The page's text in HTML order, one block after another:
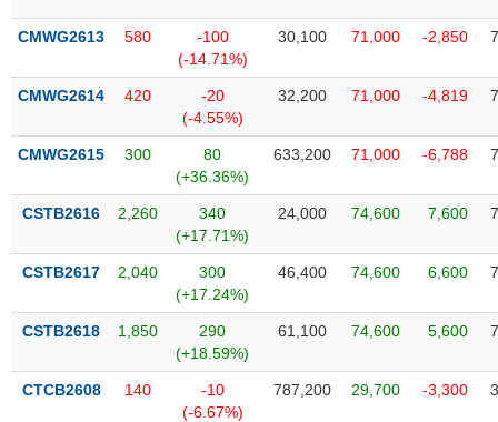
CMWG2613 580
-100
(-14.71%)
30,100 71,000 -2,850
CMWG2614 420
-20
(-4.55%)
32,200 71,000 -4,819
CMWG2615 300
80
(+36.36%)
633,200 71,000 -6,788
CSTB2616 2,260
340
(+17.71%)
24,000 74,600 7,600
CSTB2617 2,040
300
(+17.24%)
46,400 74,600 6,600
CSTB2618 1,850
290
(+18.59%)
61,100 74,600 5,600
CTCB2608 140
-10
(-6.67%)
787,200 29,700 -3,300
(-)
Cổ phiếu Chỉ số
đạo
(-)
Tất cả Người nội bộ Người liên quan Cổ đông lớn
Tin
tức
của